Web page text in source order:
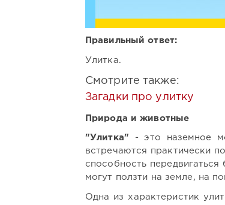
Правильный ответ:
Улитка.
Смотрите также:
Загадки про улитку
Природа и животные
"Улитка" - это наземное
встречаются практически
способность
могут ползти на земле, на
Одна из характеристик